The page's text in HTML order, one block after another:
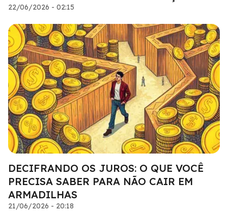
22/06/2026 - 02:15
DECIFRANDO OS JUROS: O QUE VOCÊ
PRECISA SABER PARA NÃO CAIR EM
ARMADILHAS
21/06/2026 - 20:18